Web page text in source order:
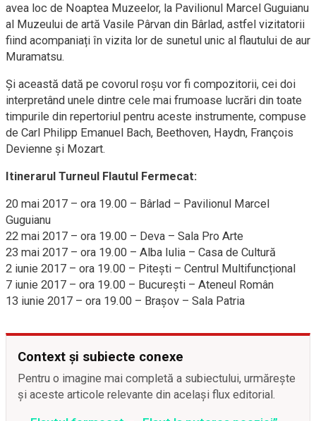
avea loc de Noaptea Muzeelor, la Pavilionul Marcel Guguianu
al Muzeului de artă Vasile Pârvan din Bârlad, astfel vizitatorii
fiind acompaniați în vizita lor de sunetul unic al flautului de aur
Muramatsu.
Și această dată pe covorul roşu vor fi compozitorii, cei doi
interpretând unele dintre cele mai frumoase lucrări din toate
timpurile din repertoriul pentru aceste instrumente, compuse
de Carl Philipp Emanuel Bach, Beethoven, Haydn, François
Devienne şi Mozart.
Itinerarul Turneul Flautul Fermecat:
20 mai 2017 – ora 19.00 – Bârlad – Pavilionul Marcel
Guguianu
22 mai 2017 – ora 19.00 – Deva – Sala Pro Arte
23 mai 2017 – ora 19.00 – Alba Iulia – Casa de Cultură
2 iunie 2017 – ora 19.00 – Piteşti – Centrul Multifuncțional
7 iunie 2017 – ora 19.00 – Bucureşti – Ateneul Român
13 iunie 2017 – ora 19.00 – Braşov – Sala Patria
Context și subiecte conexe
Pentru o imagine mai completă a subiectului, urmărește
și aceste articole relevante din același flux editorial.